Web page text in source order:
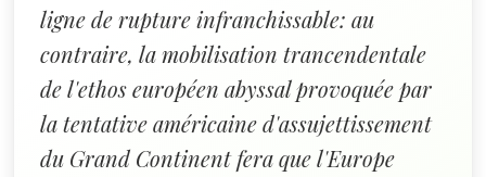
ligne de rupture infranchissable: au
contraire, la mobilisation trancendentale
de l'ethos européen abyssal provoquée par
la tentative américaine d'assujettissement
du Grand Continent fera que l'Europe